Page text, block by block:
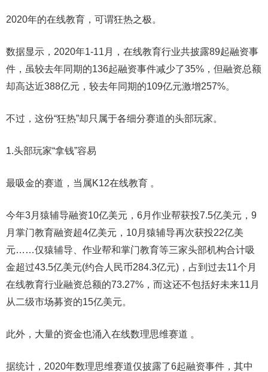
2020年的在线教育，可谓狂热之极。
数据显示，2020年1-11月，在线教育行业共披露89起融资事
件，虽较去年同期的136起融资事件减少了35%，但融资总额
却高达近388亿元，较去年同期的109亿元激增257%。
不过，这份“狂热”却只属于各细分赛道的头部玩家。
1.头部玩家“拿钱”容易
最吸金的赛道，当属K12在线教育 。
今年3月猿辅导融资10亿美元，6月作业帮获投7.5亿美元，9
月掌门教育融资超4亿美元，10月猿辅导再次获投22亿美
元……仅猿辅导、作业帮和掌门教育等三家头部机构合计吸
金超过43.5亿美元(约合人民币284.3亿元)，占到过去11个月
在线教育行业融资总额的73.27%，而这还不包括好未来11月
从二级市场募资的15亿美元。
此外，大量的资金也涌入在线数理思维赛道 。
据统计，2020年数理思维赛道仅披露了6起融资事件，其中